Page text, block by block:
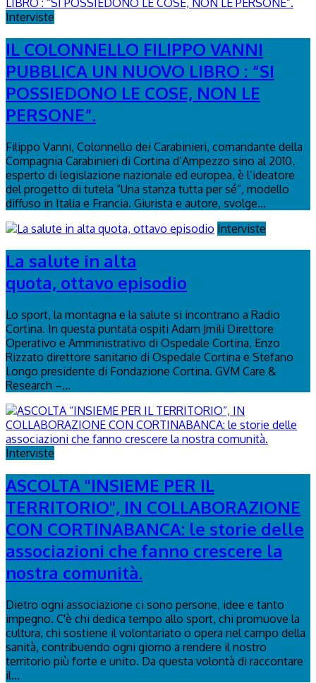
Interviste
IL COLONNELLO FILIPPO VANNI
PUBBLICA UN NUOVO LIBRO : “SI
POSSIEDONO LE COSE, NON LE
PERSONE”.
Filippo Vanni, Colonnello dei Carabinieri, comandante della
Compagnia Carabinieri di Cortina d’Ampezzo sino al 2010,
esperto di legislazione nazionale ed europea, è l’ideatore
del progetto di tutela “Una stanza tutta per sé”, modello
diffuso in Italia e Francia. Giurista e autore, svolge...
Interviste
La salute in alta
quota, ottavo episodio
Lo sport, la montagna e la salute si incontrano a Radio
Cortina. In questa puntata ospiti Adam Jmili Direttore
Operativo e Amministrativo di Ospedale Cortina, Enzo
Rizzato direttore sanitario di Ospedale Cortina e Stefano
Longo presidente di Fondazione Cortina. GVM Care &
Research –...
Interviste
ASCOLTA "INSIEME PER IL
TERRITORIO", IN COLLABORAZIONE
CON CORTINABANCA: le storie delle
associazioni che fanno crescere la
nostra comunità.
Dietro ogni associazione ci sono persone, idee e tanto
impegno. C'è chi dedica tempo allo sport, chi promuove la
cultura, chi sostiene il volontariato o opera nel campo della
sanità, contribuendo ogni giorno a rendere il nostro
territorio più forte e unito. Da questa volontà di raccontare
il...